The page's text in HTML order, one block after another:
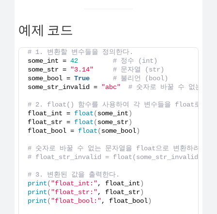
예제 코드
# 1. 변환할 변수들을 정의한다.
some_int = 42
# 정수 (int)
some_str =
"3.14"
# 문자열 (str)
some_bool = True
# 불리언 (bool)
some_str_invalid =
"abc" # 숫자로 바꿀 수 없는 문
# 2. float() 함수를 사용하여 각 변수들을 float로 변
float_int = float(some_int)
float_str = float(some_str)
float_bool = float(some_bool)
# 숫자로 바꿀 수 없는 문자열을 float으로 변환하려 하
# float_str_invalid = float(some_str_invalid)  #
# 3. 변환된 값을 출력한다.
print( "float_int:", float_int)
print( "float_str:", float_str)
print( "float_bool:", float_bool)